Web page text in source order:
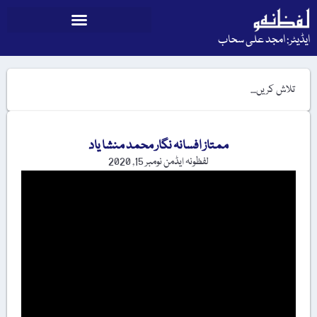
ایڈیٹر: امجد علی سحاب
ممتاز افسانہ نگار محمد منشا یاد
لفظونہ ایڈمننومبر 15, 2020